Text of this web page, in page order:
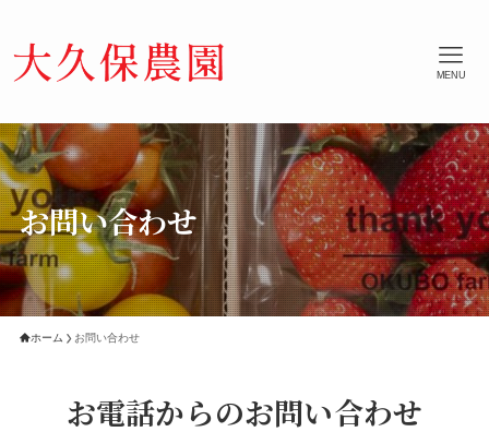
MENU
お問い合わせ
ホーム お問い合わせ
お電話からのお問い合わせ